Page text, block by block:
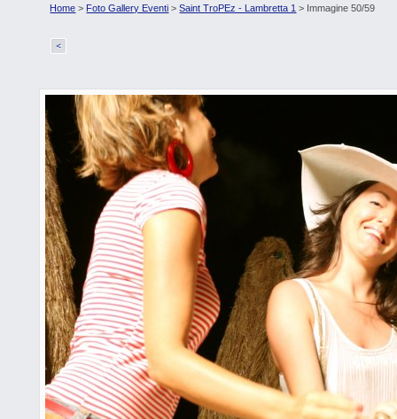
Home > Foto Gallery Eventi >Saint TroPEz - Lambretta 1 > Immagine 50/59